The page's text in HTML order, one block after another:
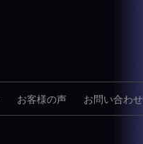
お客様の声 お問い合わせ